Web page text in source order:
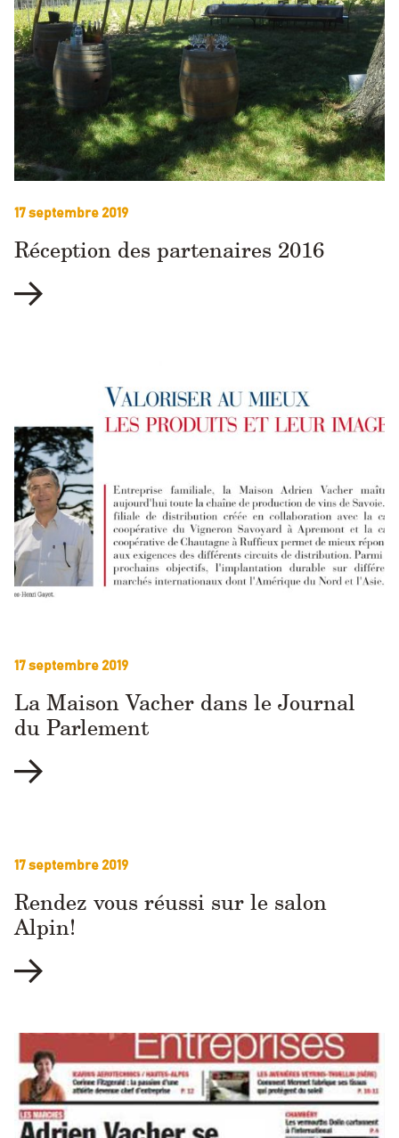
17 septembre 2019
Réception des partenaires 2016
17 septembre 2019
La Maison Vacher dans le Journal
du Parlement
17 septembre 2019
Rendez vous réussi sur le salon
Alpin!